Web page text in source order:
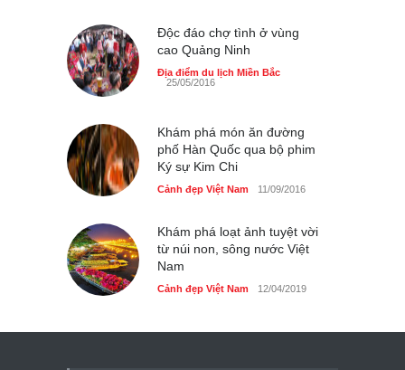
Thực hư cây cầu gỗ dài
nhất Việt Nam bị ‘xóa sổ’
sau lũ
Bún cá thố và bánh canh
cốt dừa miền Tây ở Sài Gòn
Cảnh đẹp Việt Nam
dân dã ở Sài Gòn
Cảnh đẹp Việt Nam 25/04/2020
Độc đáo chợ tình ở vùng
cao Quảng Ninh
Địa điểm du lịch Miền Bắc
25/05/2016
Khám phá món ăn đường
phố Hàn Quốc qua bộ phim
Ký sự Kim Chi
Cảnh đẹp Việt Nam 11/09/2016
Khám phá loạt ảnh tuyệt vời
từ núi non, sông nước Việt
Nam
Cảnh đẹp Việt Nam 12/04/2019